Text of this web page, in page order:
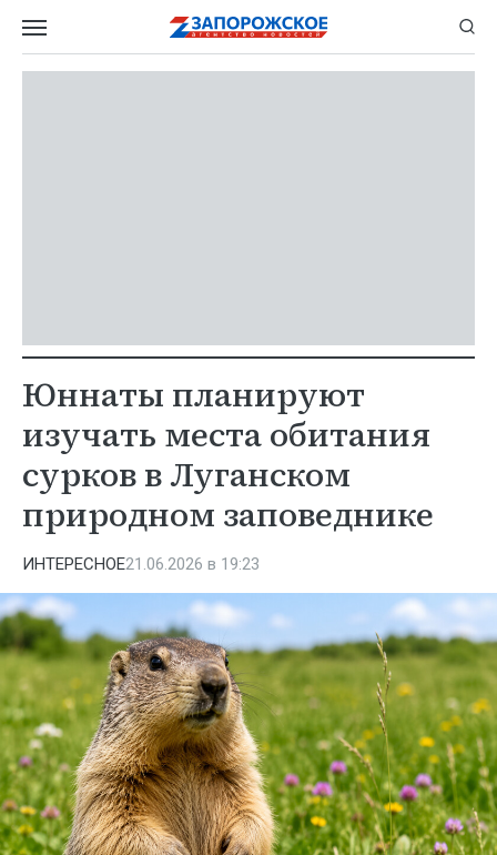
Юннаты планируют
изучать места обитания
сурков в Луганском
природном заповеднике
ИНТЕРЕСНОЕ21.06.2026 в 19:23